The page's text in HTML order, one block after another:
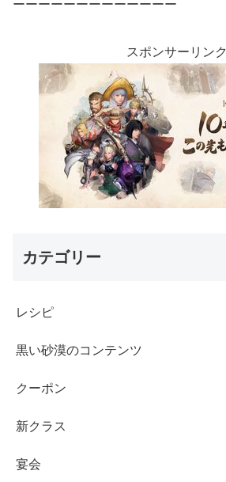
ーーーーーーーーーーーーー
スポンサーリンク
カテゴリー
レシピ
黒い砂漠のコンテンツ
クーポン
新クラス
宴会